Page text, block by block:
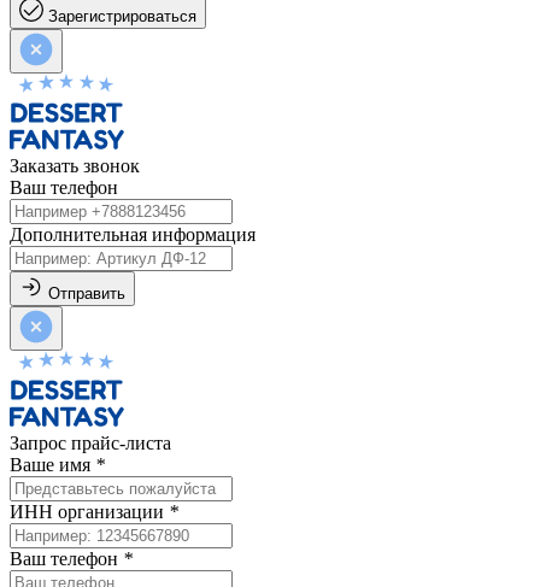
Зарегистрироваться
Заказать звонок
Ваш телефон
Дополнительная информация
Отправить
Запрос прайс-листа
Ваше имя *
ИНН организации *
Ваш телефон *